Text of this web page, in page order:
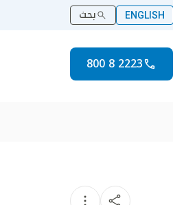
ENGLISH بحث
2223 8 800